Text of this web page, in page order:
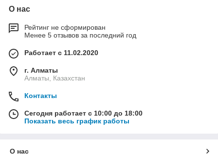
О нас
Рейтинг не сформирован
Менее 5 отзывов за последний год
Работает с 11.02.2020
г. Алматы
Алматы, Казахстан
Контакты
Сегодня работает с 10:00 до 18:00
Показать весь график работы
О нас